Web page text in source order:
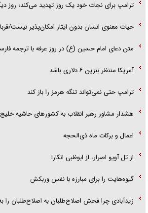
ترامپ برای نجات خود یک روز تهدید می‌کند؛ روز
حیات معنوی انسان بدون ایثار امکان‌پذیر نیست/
متن دعای امام حسین (ع) در روز عرفه با ترجمه
آمریکا منتظر بنزین ۶ دلاری باشد
ترامپ حتی نمی‌تواند تنگه هرمز را باز کند
هشدار مشاور رهبر انقلاب به کشور‌های حاشیه
اعمال و برکات ماه ذی‌الحجه
از تل آویو اصرار، از ابوظبی انکار!
گیوه‌هایت را برای مبارزه با نفس وربکش
زیدآبادی چرا فحش اصلاح‌طلبان به اصلاح‌طلبان را